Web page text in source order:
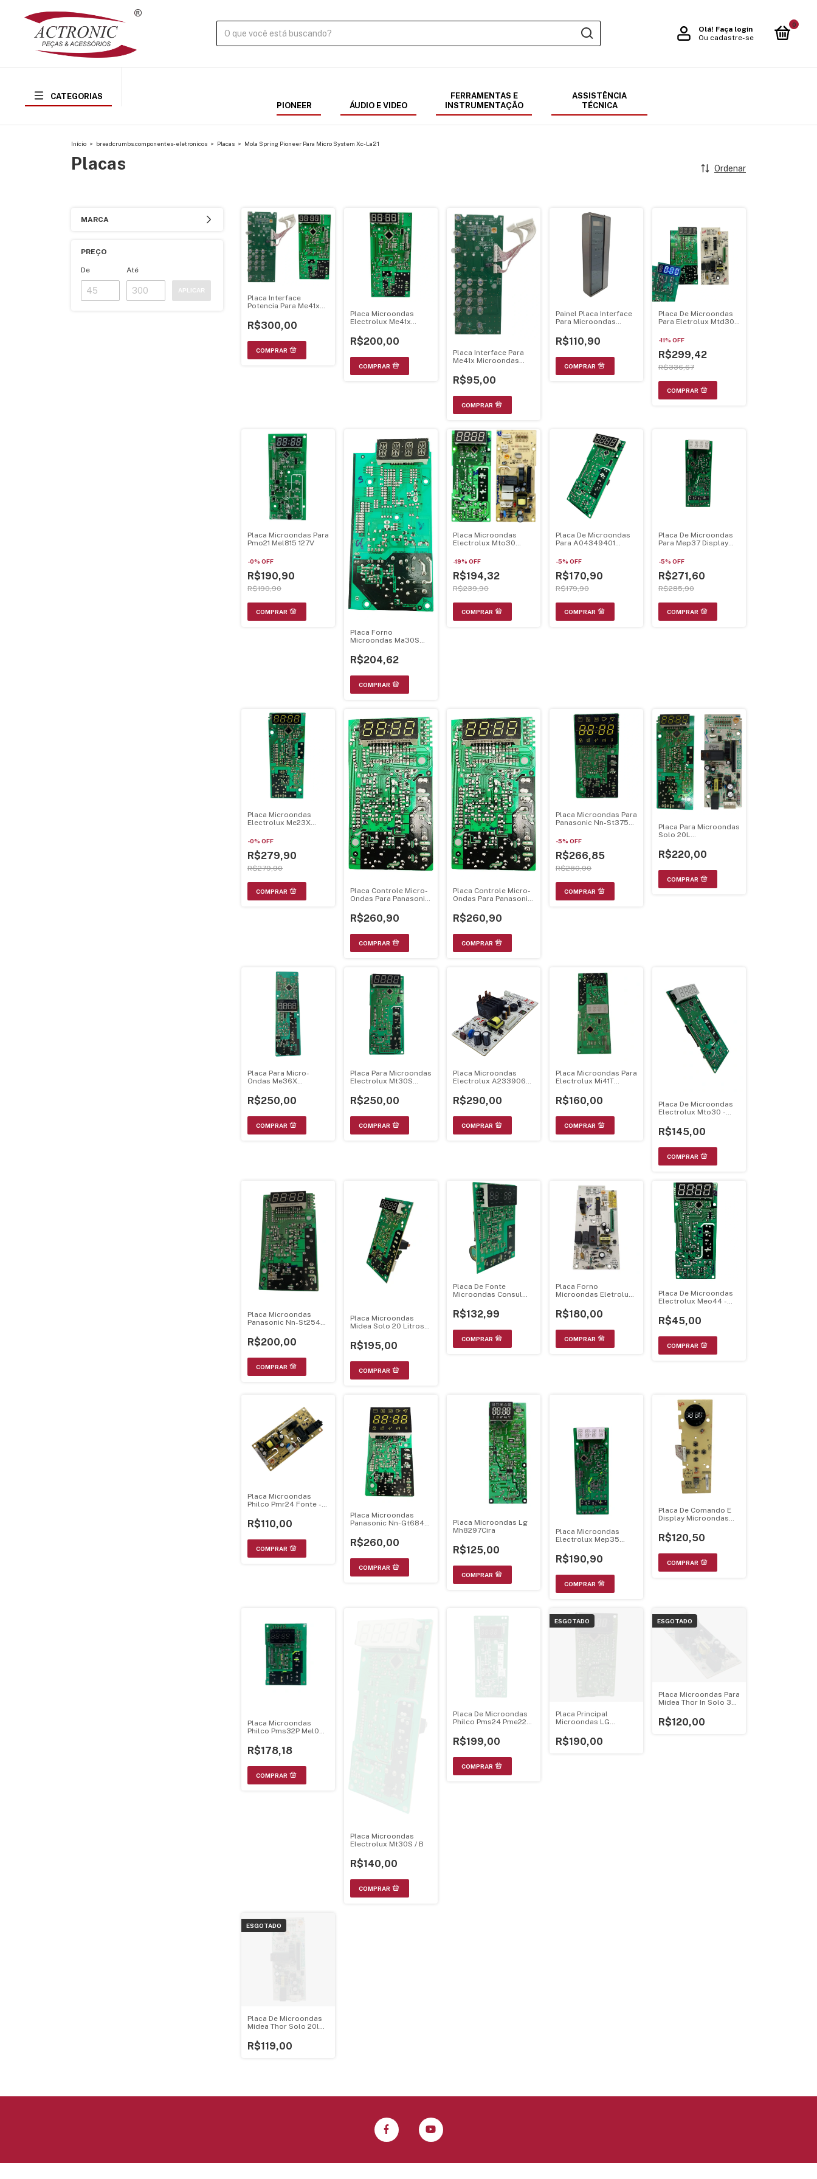
Olá! Faça login
Ou cadastre-se
0
CATEGORIAS
PIONEER
ÁUDIO E VIDEO
FERRAMENTAS E
INSTRUMENTAÇÃO
ASSISTÊNCIA
TÉCNICA
Início > breadcrumbs.componentes-eletronicos > Placas > Mola Spring Pioneer Para Micro System Xc-La21
Placas Ordenar
MARCA
PREÇO
De Até
APLICAR
Placa Interface
Potencia Para Me41x
R$300,00
Placa Microondas
Electrolux Me41x
R$200,00
Placa Interface Para
Me41x Microondas
R$95,00
Painel Placa Interface
Para Microondas
R$110,90
Placa De Microondas
Para Eletrolux Mtd30
70002929 - Mtd30Pci-
-11% OFF
R$299,42
R$336,67
Placa Microondas Para
Pmo21 Mel815 127V
-0% OFF
R$190,90
R$190,90
Placa Forno
Microondas Ma30S
R$204,62
Placa Microondas
Electrolux Mto30
-19% OFF
R$194,32
R$239,90
Placa De Microondas
Para A04349401
-5% OFF
R$170,90
R$179,90
Placa De Microondas
Para Mep37 Display
-5% OFF
R$271,60
R$285,90
Placa Microondas
Electrolux Me23X
-0% OFF
R$279,90
R$279,90
Placa Controle Micro-
Ondas Para Panasonic
R$260,90
Placa Controle Micro-
Ondas Para Panasonic
R$260,90
Placa Microondas Para
Panasonic Nn-St375
-5% OFF
R$266,85
R$280,90
Placa Para Microondas
Solo 20L
R$220,00
Placa Para Micro-
Ondas Me36X
R$250,00
Placa Para Microondas
Electrolux Mt30S
A04349401
R$250,00
Placa Microondas
Electrolux A23390601
R$290,00
Placa Microondas Para
Electrolux Mi41T
R$160,00
Placa De Microondas
Electrolux Mto30 -
Azul
R$145,00
Placa Microondas
Panasonic Nn-St254N
R$200,00
Placa Microondas
Midea Solo 20 Litros
R$195,00
Placa De Fonte
Microondas Consul
Mel001 Ver24
R$132,99
Placa Forno
Microondas Eletrolux
R$180,00
Placa De Microondas
Electrolux Meo44 -
R$45,00
Placa Microondas
Philco Pmr24 Fonte -
R$110,00
Placa Microondas
Panasonic Nn-Gt684S
R$260,00
Placa Microondas Lg
Mh8297Cira
R$125,00
Placa Microondas
Electrolux Mep35
R$190,90
Placa De Comando E
Display Microondas
Luz Verde
R$120,50
Placa Microondas
Philco Pms32P Mel002
R$178,18
Placa Microondas
Electrolux Mt30S / B
R$140,00
Placa De Microondas
Philco Pms24 Pme22
Mel706 V1.3
R$199,00
ESGOTADO
Placa Principal
Microondas LG
Ebr75234895
R$190,00
ESGOTADO
Placa Microondas Para
Midea Thor In Solo 30l
R$120,00
ESGOTADO
Placa De Microondas
Midea Thor Solo 20l
R$119,00